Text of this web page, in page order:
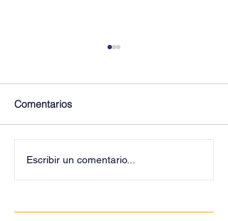
Comentarios
Escribir un comentario...